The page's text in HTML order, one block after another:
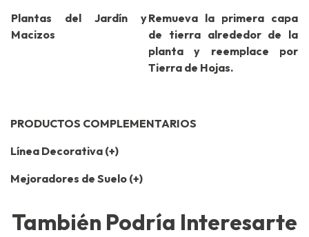
Plantas del Jardín y
Macizos
Remueva la primera capa
de tierra alrededor de la
planta y reemplace por
Tierra de Hojas.
PRODUCTOS COMPLEMENTARIOS
Línea Decorativa (+)
Mejoradores de Suelo (+)
También Podría Interesarte